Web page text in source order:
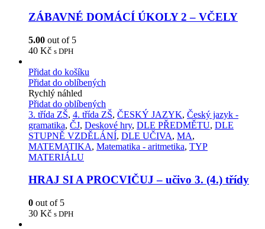
ZÁBAVNÉ DOMÁCÍ ÚKOLY 2 – VČELY
5.00 out of 5
40 Kč s DPH
Přidat do košíku
Přidat do oblíbených
Rychlý náhled
Přidat do oblíbených
3. třída ZŠ, 4. třída ZŠ, ČESKÝ JAZYK, Český jazyk -
gramatika, ČJ, Deskové hry, DLE PŘEDMĚTU, DLE
STUPNĚ VZDĚLÁNÍ, DLE UČIVA, MA,
MATEMATIKA, Matematika - aritmetika, TYP
MATERIÁLU
HRAJ SI A PROCVIČUJ – učivo 3. (4.) třídy
0 out of 5
30 Kč s DPH